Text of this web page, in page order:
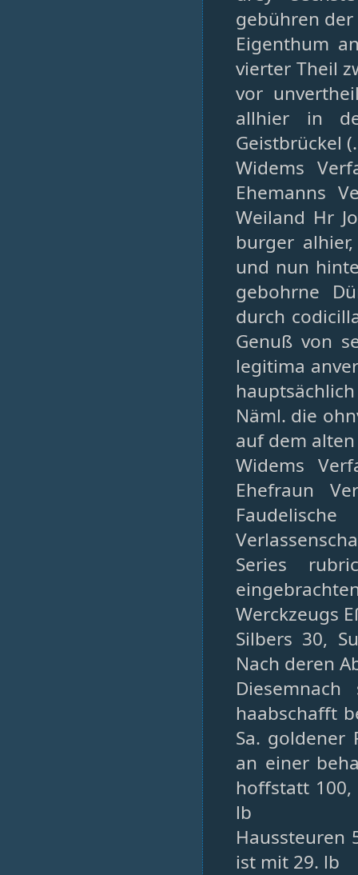
gebühren
Eigenthum
vierter Theil
vor
allhier in
Geistbrückel
Widems
Ehemanns
Weiland Hr
burger
und nun
gebohrne
durch
Genuß von
legitima
Näml. die
auf dem
Widems
Ehefraun
Series
Werckzeugs
Silbers 30,
Nach deren
haabschafft
Sa. goldener
an einer
hoffstatt 100,
lb
Haussteuren
ist mit 29. lb